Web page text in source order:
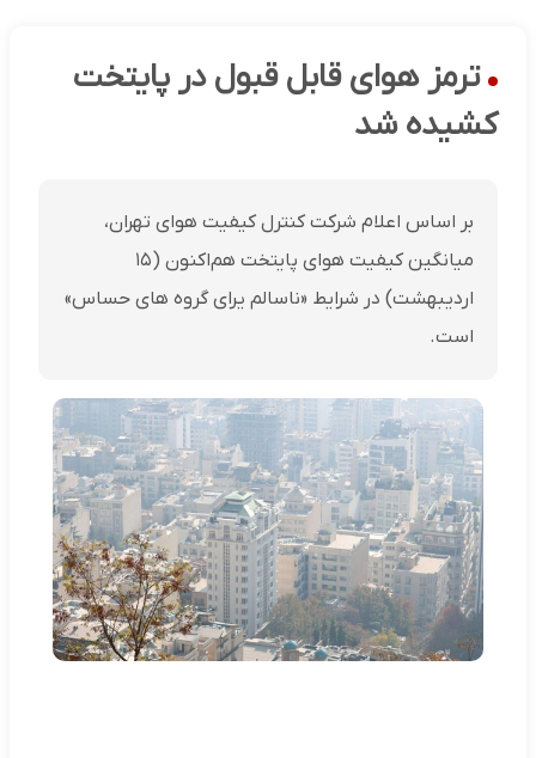
ترمز هوای قابل قبول در پایتخت
کشیده شد
بر اساس اعلام شرکت کنترل کیفیت هوای تهران،
میانگین کیفیت هوای پایتخت هم‌اکنون‌ (۱۵
اردیبهشت) در شرایط «ناسالم یرای گروه های حساس»
است.